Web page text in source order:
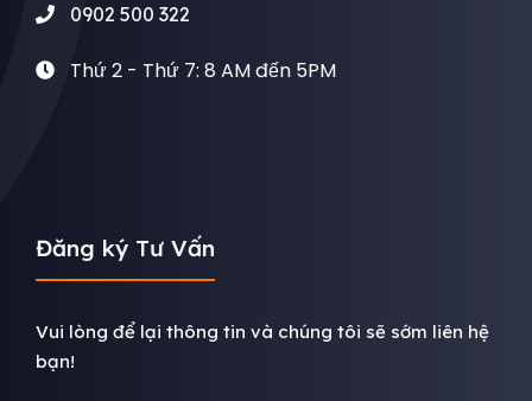
0902 500 322
Thứ 2 - Thứ 7: 8 AM đến 5PM
Đăng ký Tư Vấn
Vui lòng để lại thông tin và chúng tôi sẽ sớm liên hệ
bạn!